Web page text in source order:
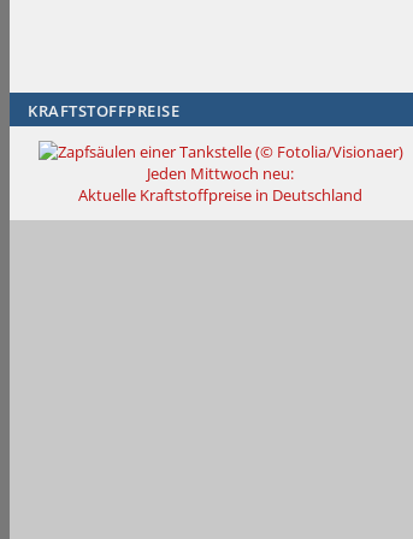
KRAFTSTOFFPREISE
Jeden Mittwoch neu:
Aktuelle Kraftstoffpreise in Deutschland